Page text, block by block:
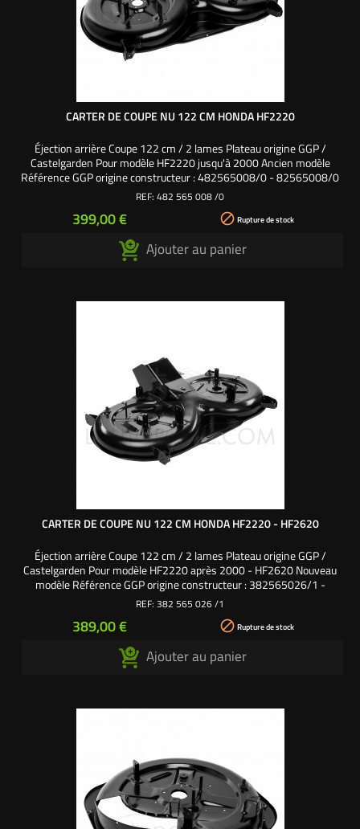
CARTER DE COUPE NU 122 CM HONDA HF2220
Éjection arrière Coupe 122 cm / 2 lames Plateau origine GGP /
Castelgarden Pour modèle HF2220 jusqu'à 2000 Ancien modèle
Référence GGP origine constructeur : 482565008/0 - 82565008/0
- 82564005/0 - 82564005/2
REF: 482 565 008 /0
Prix
399,00 €  Rupture de stock
Ajouter au panier
CARTER DE COUPE NU 122 CM HONDA HF2220 - HF2620
Éjection arrière Coupe 122 cm / 2 lames Plateau origine GGP /
Castelgarden Pour modèle HF2220 après 2000 - HF2620 Nouveau
modèle Référence GGP origine constructeur : 382565026/1 -
82565011/0
REF: 382 565 026 /1
Prix
389,00 €  Rupture de stock
Ajouter au panier